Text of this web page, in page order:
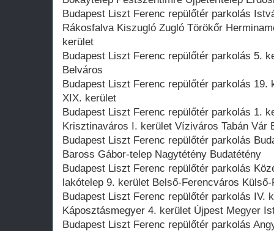
Budapest Liszt Ferenc repülőtér parkolás
Rákosfalva Kiszugló Zugló Törökőr
kerület
Budapest Liszt Ferenc repülőtér parkolás 5.
Belváros
Budapest Liszt Ferenc repülőtér parkolás 19.
XIX. kerület
Budapest Liszt Ferenc repülőtér parkolás 1.
Krisztinaváros I. kerület Víziváros Tabán Vár
Budapest Liszt Ferenc repülőtér parkolás
Baross Gábor-telep Nagytétény Budatétény
Budapest Liszt Ferenc repülőtér parkolás
lakótelep 9. kerület Belső-Ferencváros
Budapest Liszt Ferenc repülőtér parkolás IV.
Káposztásmegyer 4. kerület Újpest Megyer
Budapest Liszt Ferenc repülőtér parkolás